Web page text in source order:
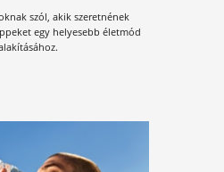
INTÉZKEDÉS!
1 ÓRÁS
az immunrendszerünk
Nincs semmi ok, hogy halogassuk
ezeket.